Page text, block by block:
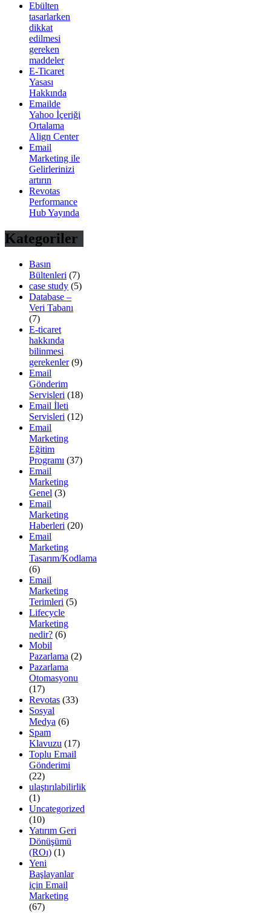
Ebülten
tasarlarken
dikkat
edilmesi
gereken
maddeler
E-Ticaret
Yasası
Hakkında
Emailde
Yahoo İçeriği
Ortalama
Align Center
Email
Marketing ile
Gelirlerinizi
artırın
Revotas
Performance
Hub Yayında
Kategoriler
Basın
Bültenleri (7)
case study (5)
Database –
Veri Tabanı
(7)
E-ticaret
hakkında
bilinmesi
gerekenler(9)
Email
Gönderim
Servisleri (18)
Email İleti
Servisleri (12)
Email
Marketing
Eğitim
Programı (37)
Email
Marketing
Genel (3)
Email
Marketing
Haberleri (20)
Email
Marketing
Tasarım/Kodlama
(6)
Email
Marketing
Terimleri (5)
Lifecycle
Marketing
nedir? (6)
Mobil
Pazarlama (2)
Pazarlama
Otomasyonu
(17)
Revotas (33)
Sosyal
Medya (6)
Spam
Klavuzu (17)
Toplu Email
Gönderimi
(22)
ulaştırılabilirlik
(1)
Uncategorized
(10)
Yatırım Geri
Dönüşümü
(ROı) (1)
Yeni
Başlayanlar
için Email
Marketing
(67)